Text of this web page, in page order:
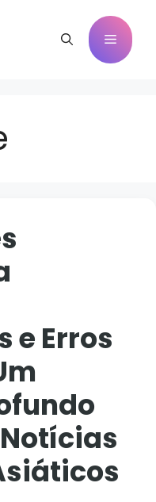
Menu
e Erros